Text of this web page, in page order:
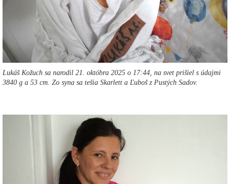
Lukáš Kožuch sa narodil 21. októbra 2025 o 17:44, na svet prišiel s údajmi
3840 g a 53 cm. Zo syna sa tešia Skarlett a Ľuboš z Pustých Sadov.